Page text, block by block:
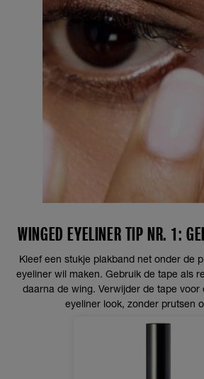
WINGED EYELINER TIP NR. 1:
Kleef een stukje plakband net onder de
eyeliner wil maken. Gebruik de tape als
daarna de wing. Verwijder de tape
eyeliner look, zonder prutsen